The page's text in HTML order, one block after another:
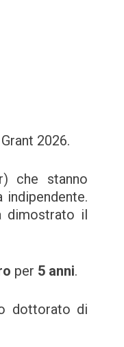
2026.
che stanno
dimostrato il
per 5 anni.
dottorato di